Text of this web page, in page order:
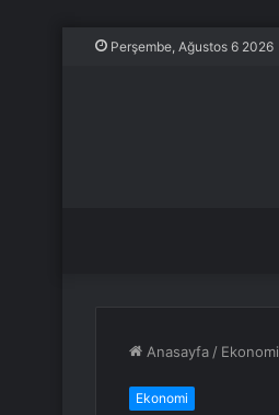
Perşembe, Ağustos 6 2026
Anasayfa / Ekonomi
Ekonomi